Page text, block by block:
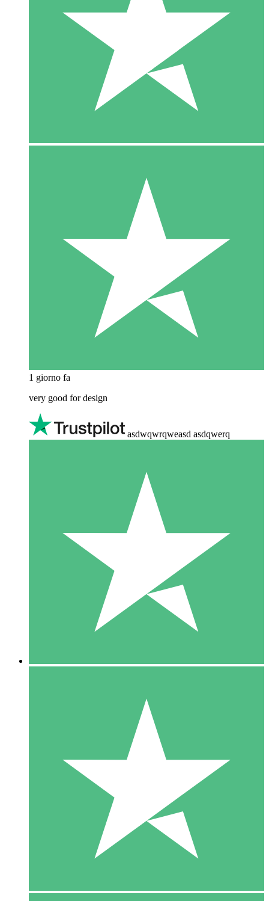
1 giorno fa
very good for design
asdwqwrqweasd asdqwerq